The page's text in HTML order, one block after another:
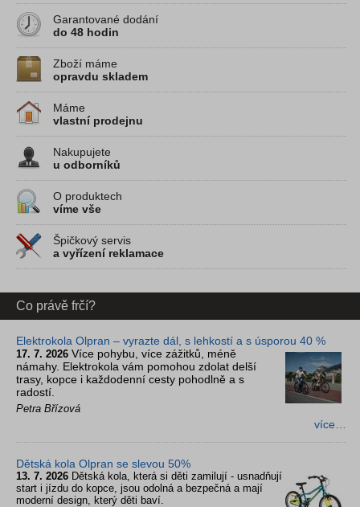
Garantované dodání
do 48 hodin
Zboží máme
opravdu skladem
Máme
vlastní prodejnu
Nakupujete
u odborníků
O produktech
víme vše
Špičkový servis
a vyřízení reklamace
Co právě frčí?
Elektrokola Olpran – vyrazte dál, s lehkostí a s úsporou 40 %
17. 7. 2026 Více pohybu, více zážitků, méně
námahy. Elektrokola vám pomohou zdolat delší
trasy, kopce i každodenní cesty pohodlně a s
radostí.
Petra Břízová
více…
Dětská kola Olpran se slevou 50%
13. 7. 2026 Dětská kola, která si děti zamilují - usnadňují
start i jízdu do kopce, jsou odolná a bezpečná a mají
moderní design, který děti baví.